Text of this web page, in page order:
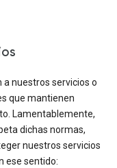
a nuestros servicios o
que mantienen
Lamentablemente,
dichas normas,
nuestros servicios
ese sentido: